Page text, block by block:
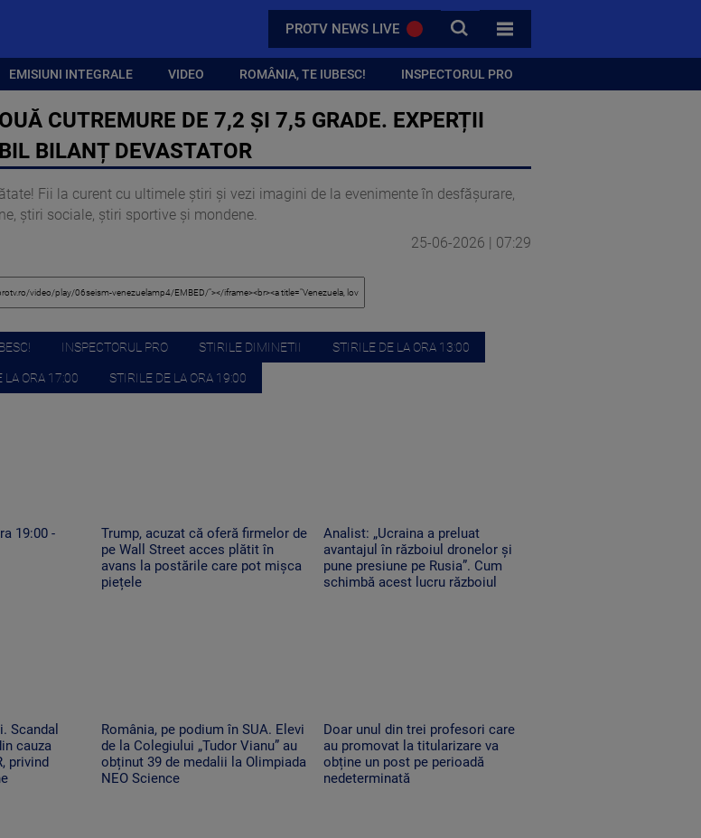
PROTV NEWS LIVE CAUTA
TOATE CATEGORIILE
EMISIUNI INTEGRALE VIDEO ROMÂNIA, TE IUBESC! INSPECTORUL PRO
CUTREMURE DE 7,2 ȘI 7,5 GRADE. EXPERȚII
BILANȚ DEVASTATOR
Fii la curent cu ultimele știri și vezi imagini de la evenimente în desfășurare,
știri sociale, știri sportive și mondene.
25-06-2026 | 07:29
INSPECTORUL PRO STIRILE DIMINETII STIRILE DE LA ORA 13:00
LA ORA 17:00 STIRILE DE LA ORA 19:00
19:00 -
Trump, acuzat că oferă firmelor de
pe Wall Street acces plătit în
avans la postările care pot mișca
piețele
Analist: „Ucraina a preluat
avantajul în războiul dronelor și
pune presiune pe Rusia”. Cum
schimbă acest lucru războiul
Scandal
cauza
privind
România, pe podium în SUA. Elevi
de la Colegiului „Tudor Vianu” au
obținut 39 de medalii la Olimpiada
NEO Science
Doar unul din trei profesori care
au promovat la titularizare va
obține un post pe perioadă
nedeterminată